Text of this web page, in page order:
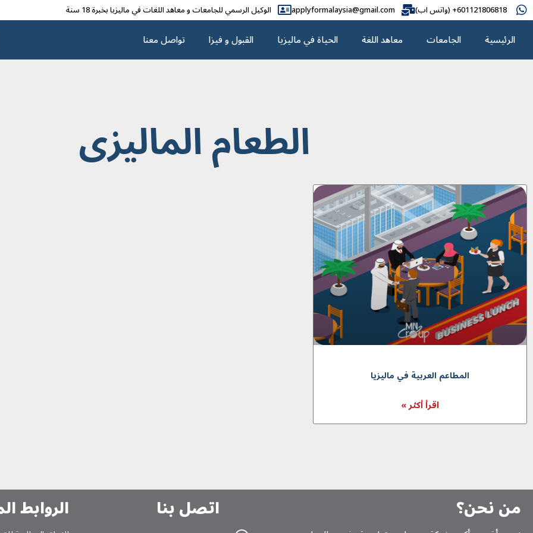
601121806818+ (واتس اب) applyformalaysia@gmail.com الوکیل الرسمي للجامعات و معاهد اللغات في مالیزیا بخبرة 18 سنة
الرئيسية الجامعات معاهد اللغة الحياة في ماليزيا القبول و فیزا تواصل معنا
الطعام المالیزی
المطاعم العربية في ماليزيا
اقرأ أكثر »
من نحن؟ اتصل بنا الروابط